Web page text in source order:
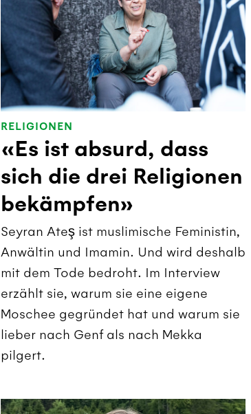
RELIGIONEN
«Es ist absurd, dass
sich die drei Religionen
bekämpfen»
Seyran Ateş ist muslimische Feministin,
Anwältin und Imamin. Und wird deshalb
mit dem Tode bedroht. Im Interview
erzählt sie, warum sie eine eigene
Moschee gegründet hat und warum sie
lieber nach Genf als nach Mekka
pilgert.